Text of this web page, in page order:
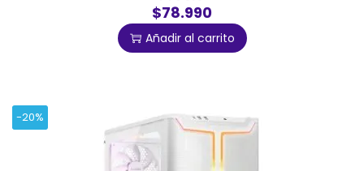
$78.990
Añadir al carrito
-20%